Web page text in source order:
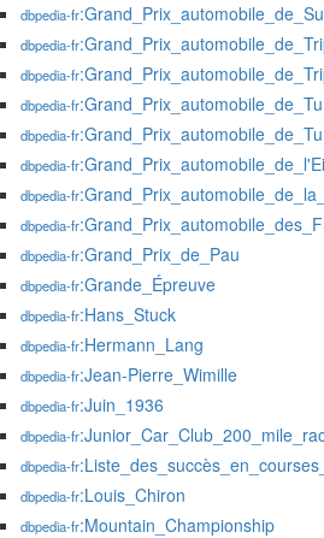
dbpedia-fr
dbpedia-fr
dbpedia-fr
dbpedia-fr
dbpedia-fr
dbpedia-fr
dbpedia-fr
dbpedia-fr
dbpedia-fr:Grand_Prix_de_Pau
dbpedia-fr:Grande_Épreuve
dbpedia-fr:Hans_Stuck
dbpedia-fr:Hermann_Lang
dbpedia-fr:Jean-Pierre_Wimille
dbpedia-fr:Juin_1936
dbpedia-fr
dbpedia-fr
dbpedia-fr:Louis_Chiron
dbpedia-fr:Mountain_Championship